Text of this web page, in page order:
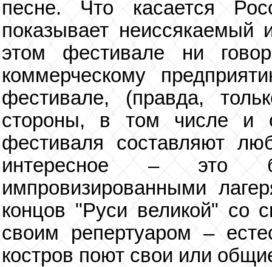
песне. Что касается
показывает
этом фестивале ни
коммерческому
фестивале, (правда,
стороны, в том числе и
фестиваля составляют
интересное – это
импровизированными
концов "Руси великой" со
своим репертуаром –
костров поют свои или